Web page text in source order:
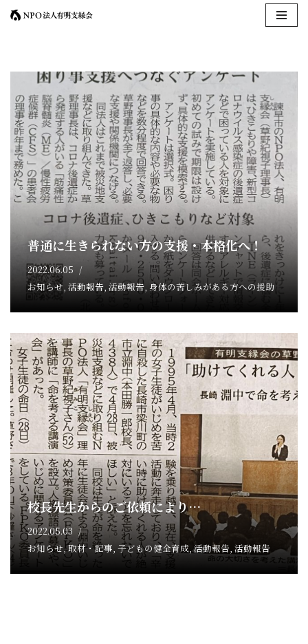
テ
ツ
へ
ス
キ
ッ
プ
普通に生きられない方の支援・本格化へ！
2022.06.05
お知らせ, 活動報告, 活動報告, 身体の苦しみがある方への援助
校長先生からのご依頼により…
2022.05.03
お知らせ,取材・記事, 子どもの健全育成,活動報告, 活動報告